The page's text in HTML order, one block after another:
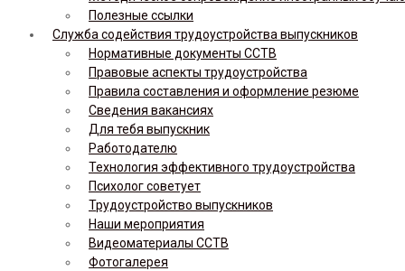
Полезные ссылки
Служба содействия трудоустройства выпускников
Нормативные документы ССТВ
Правовые аспекты трудоустройства
Правила составления и оформление резюме
Сведения вакансиях
Для тебя выпускник
Работодателю
Технология эффективного трудоустройства
Психолог советует
Трудоустройство выпускников
Наши мероприятия
Видеоматериалы ССТВ
Фотогалерея